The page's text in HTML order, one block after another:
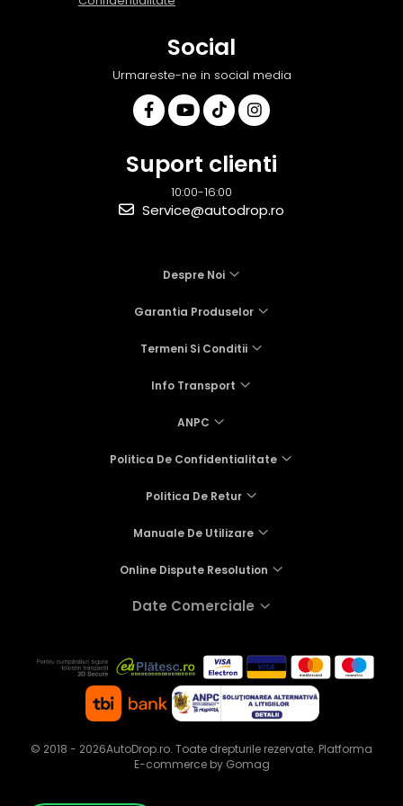
Social
Urmareste-ne in social media
Suport clienti
10:00-16:00
Service@autodrop.ro
Despre Noi
Garantia Produselor
Termeni Si Conditii
Info Transport
ANPC
Politica De Confidentialitate
Politica De Retur
Manuale De Utilizare
Online Dispute Resolution
Date Comerciale
© 2018 - 2026AutoDrop.ro. Toate drepturile rezervate. Platforma
E-commerce by Gomag